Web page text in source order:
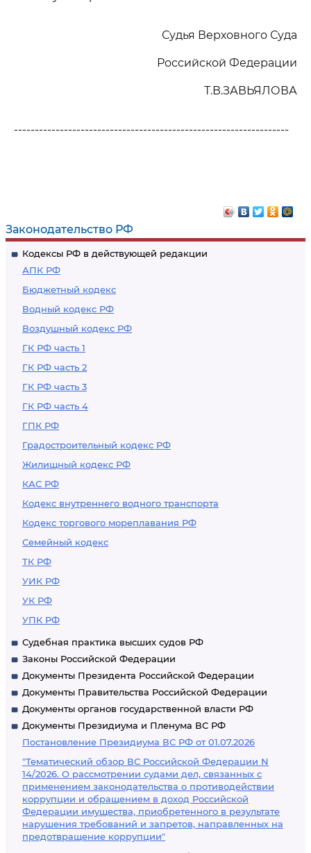
Законодательство РФ
Кодексы РФ в действующей редакции
АПК РФ
Бюджетный кодекс
Водный кодекс РФ
Воздушный кодекс РФ
ГК РФ часть 1
ГК РФ часть 2
ГК РФ часть 3
ГК РФ часть 4
ГПК РФ
Градостроительный кодекс РФ
Жилищный кодекс РФ
КАС РФ
Кодекс внутреннего водного транспорта
Кодекс торгового мореплавания РФ
Семейный кодекс
ТК РФ
УИК РФ
УК РФ
УПК РФ
Судебная практика высших судов РФ
Законы Российской Федерации
Документы Президента Российской Федерации
Документы Правительства Российской Федерации
Документы органов государственной власти РФ
Документы Президиума и Пленума ВС РФ
Постановление Президиума ВС РФ от 01.07.2026
"Тематический обзор ВС Российской Федерации N
14/2026. О рассмотрении судами дел, связанных с
применением законодательства о противодействии
коррупции и обращением в доход Российской
Федерации имущества, приобретенного в результате
нарушения требований и запретов, направленных на
предотвращение коррупции"
Судья Верховного Суда
Российской Федерации
Т.В.ЗАВЬЯЛОВА
------------------------------------------------------------------